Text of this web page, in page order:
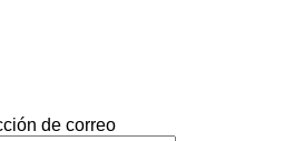
de correo